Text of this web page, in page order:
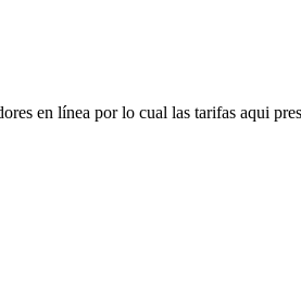
en línea por lo cual las tarifas aqui